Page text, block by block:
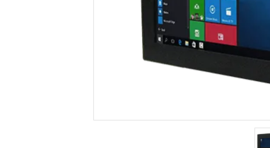
Ordenador montado en vehículo con
Tableta montada en vehículo
Controlador Robótico